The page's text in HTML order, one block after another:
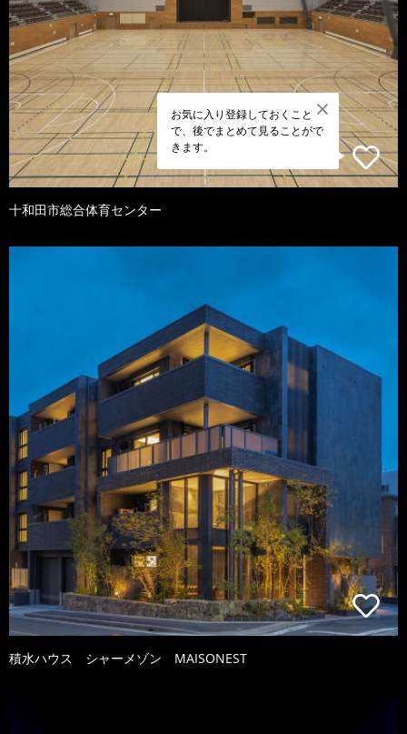
お気に入り登録しておくこと
で、後でまとめて見ることがで
きます。
十和田市総合体育センター
積水ハウス シャーメゾン MAISONEST